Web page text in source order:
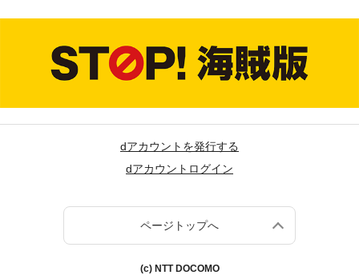
dアカウントを発行する
dアカウントログイン
ページトップへ
(c) NTT DOCOMO